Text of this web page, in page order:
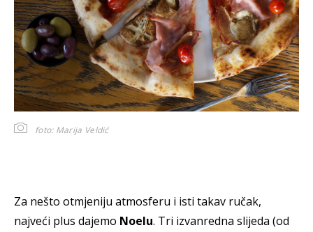
foto: Marija Veldić
Za nešto otmjeniju atmosferu i isti takav ručak,
najveći plus dajemo Noelu. Tri izvanredna slijeda (od